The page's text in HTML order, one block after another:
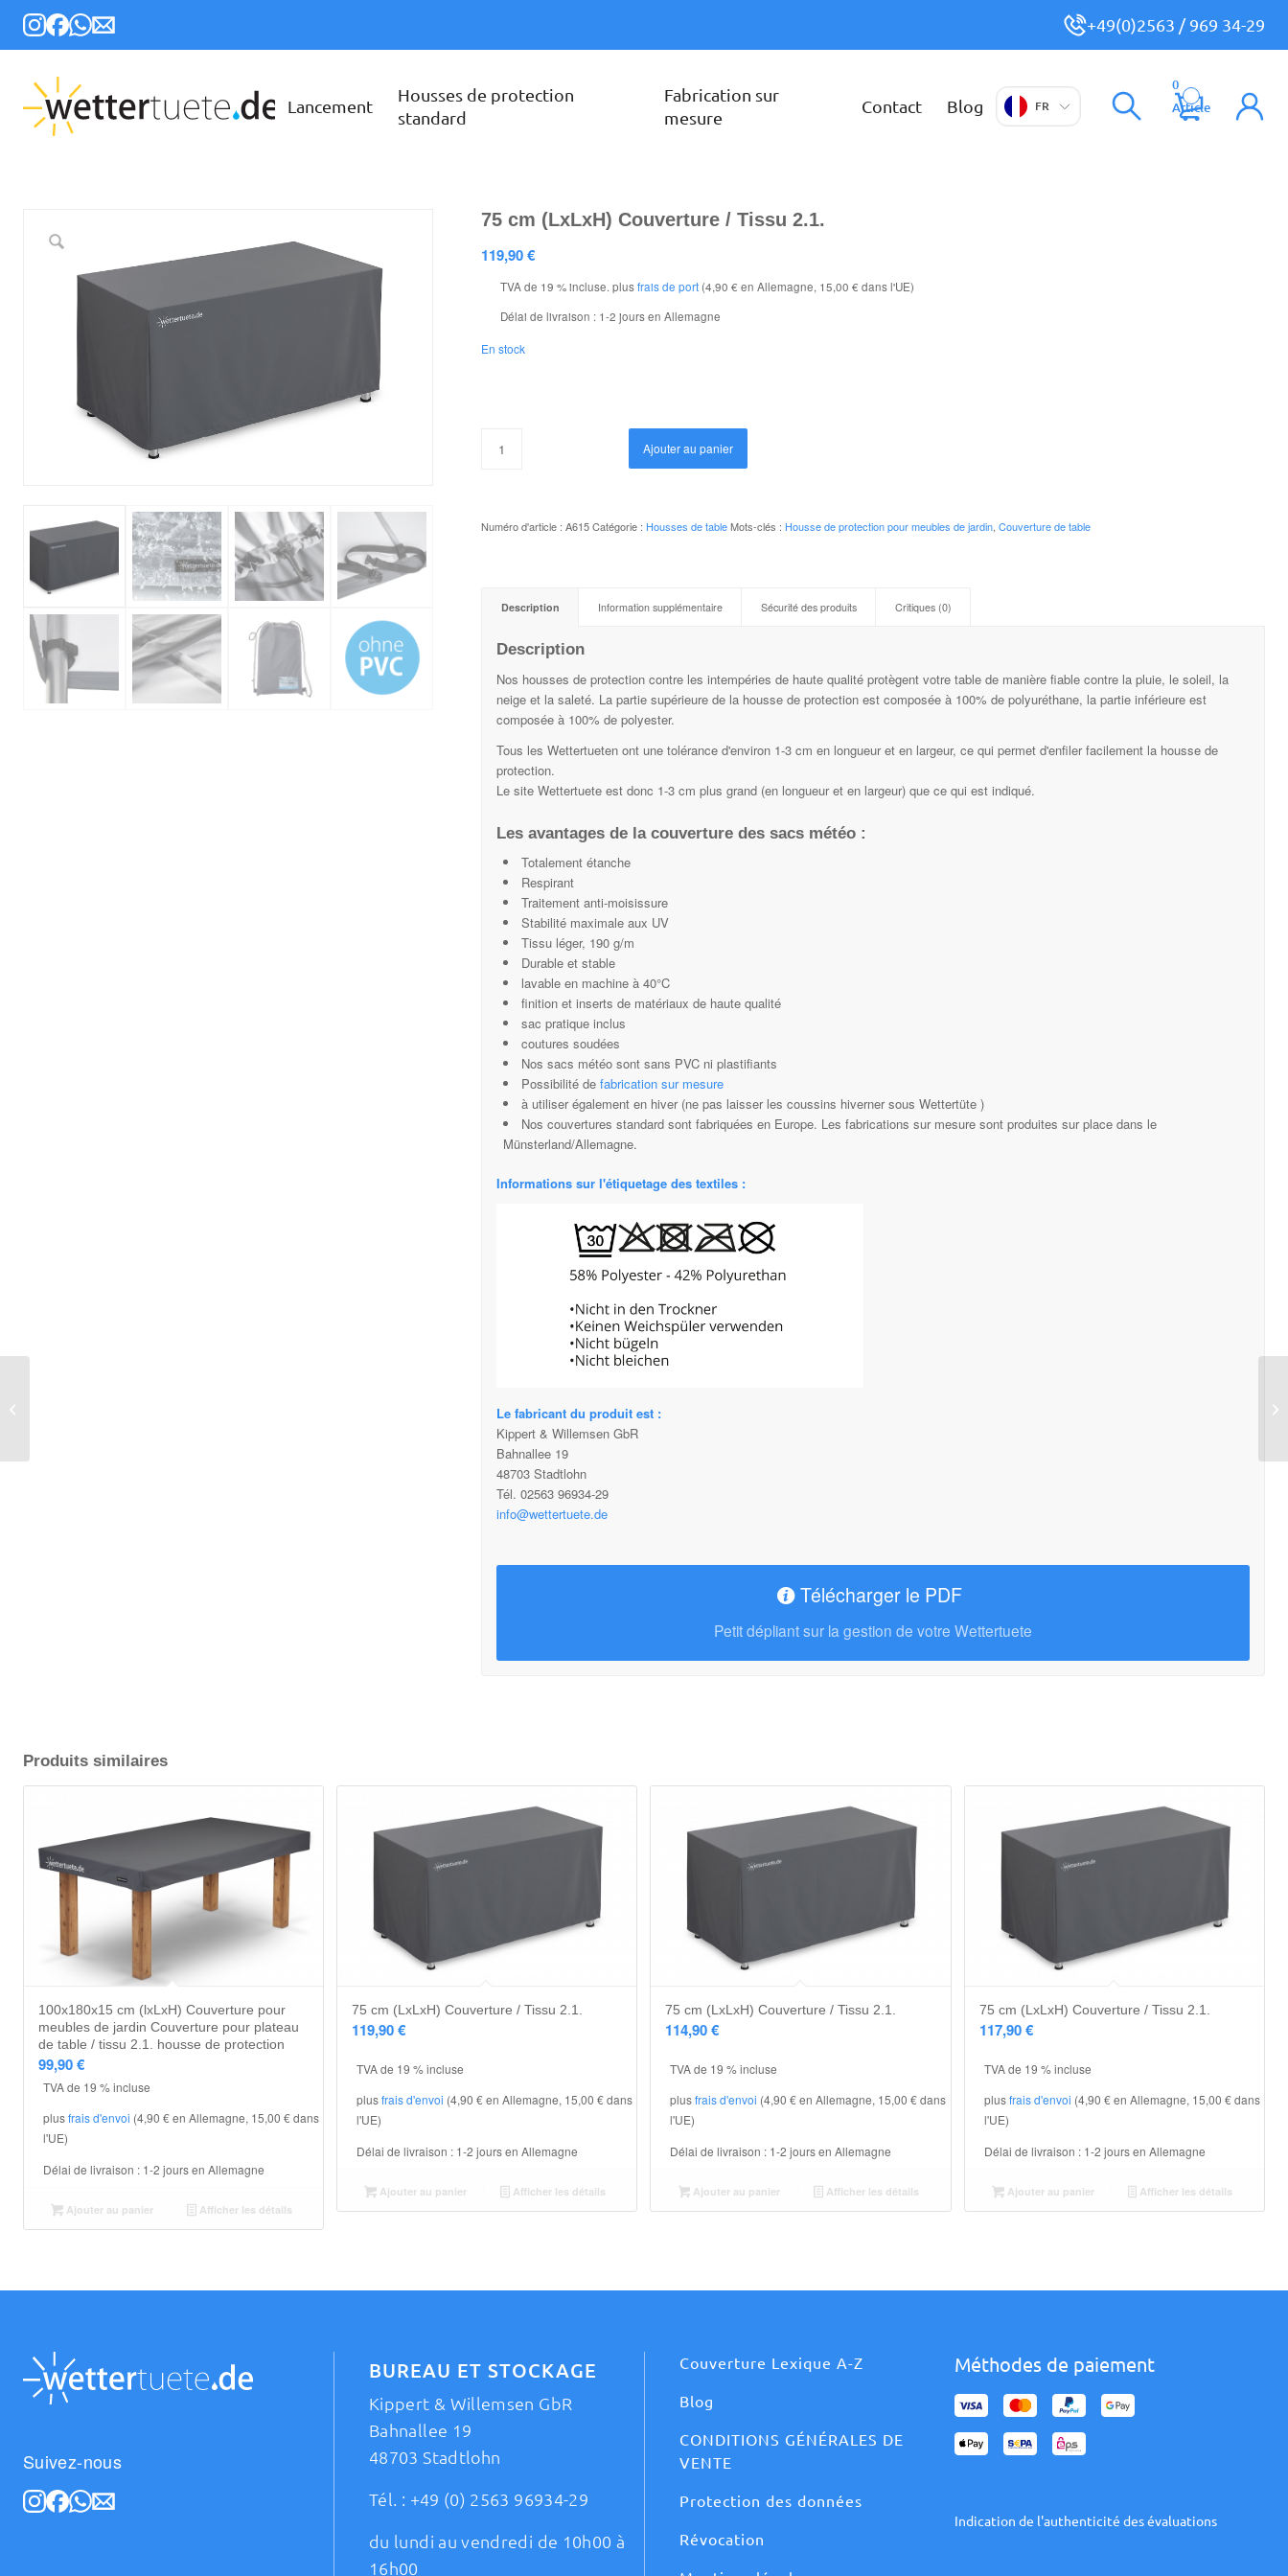
+49(0)2563 / 969 34-29
Lancement
Housses de protection
standard
Fabrication sur
mesure
Contact Blog FR
0
Article
75 cm (LxLxH) Couverture / Tissu 2.1.
119,90€
TVA de 19 % incluse. plusfrais de port(4,90 € en Allemagne, 15,00 € dans l'UE)
Délai de livraison : 1-2 jours en Allemagne
En stock
Ajouter au panier
Numéro d'article : A615 Catégorie : Housses de table Mots-clés : Housse de protection pour meubles de jardin, Couverture de table
Description Information supplémentaire Sécurité des produits Critiques (0)
Description
Nos housses de protection contre les intempéries de haute qualité protègent votre table de manière fiable contre la pluie, le soleil, la
neige et la saleté. La partie supérieure de la housse de protection est composée à 100% de polyuréthane, la partie inférieure est
composée à 100% de polyester.
Tous les Wettertueten ont une tolérance d'environ 1-3 cm en longueur et en largeur, ce qui permet d'enfiler facilement la housse de
protection.
Le site Wettertuete est donc 1-3 cm plus grand (en longueur et en largeur) que ce qui est indiqué.
Les avantages de la couverture des sacs météo :
Totalement étanche
Respirant
Traitement anti-moisissure
Stabilité maximale aux UV
Tissu léger, 190 g/m
Durable et stable
lavable en machine à 40°C
finition et inserts de matériaux de haute qualité
sac pratique inclus
coutures soudées
Nos sacs météo sont sans PVC ni plastifiants
Possibilité de fabrication sur mesure
à utiliser également en hiver (ne pas laisser les coussins hiverner sous Wettertüte )
Nos couvertures standard sont fabriquées en Europe. Les fabrications sur mesure sont produites sur place dans le
Münsterland/Allemagne.
Informations sur l'étiquetage des textiles :
Le fabricant du produit est :
Kippert & Willemsen GbR
Bahnallee 19
48703 Stadtlohn
Tél. 02563 96934-29
info@wettertuete.de
Télécharger le PDF
Petit dépliant sur la gestion de votre Wettertuete
Produits similaires
100x180x15 cm (lxLxH) Couverture pour
meubles de jardin Couverture pour plateau
de table / tissu 2.1. housse de protection
99,90€
TVA de 19 % incluse
plusfrais d'envoi (4,90 € en Allemagne, 15,00 € dans
l'UE)
Délai de livraison : 1-2 jours en Allemagne
Ajouter au panier Afficher les détails
75 cm (LxLxH) Couverture / Tissu 2.1.
119,90€
TVA de 19 % incluse
plusfrais d'envoi (4,90 € en Allemagne, 15,00 € dans
l'UE)
Délai de livraison : 1-2 jours en Allemagne
Ajouter au panier Afficher les détails
75 cm (LxLxH) Couverture / Tissu 2.1.
114,90€
TVA de 19 % incluse
plusfrais d'envoi (4,90 € en Allemagne, 15,00 € dans
l'UE)
Délai de livraison : 1-2 jours en Allemagne
Ajouter au panier Afficher les détails
75 cm (LxLxH) Couverture / Tissu 2.1.
117,90€
TVA de 19 % incluse
plusfrais d'envoi (4,90 € en Allemagne, 15,00 € dans
l'UE)
Délai de livraison : 1-2 jours en Allemagne
Ajouter au panier Afficher les détails
Suivez-nous
BUREAU ET STOCKAGE
Kippert & Willemsen GbR
Bahnallee 19
48703 Stadtlohn
Tél. : +49 (0) 2563 96934-29
du lundi au vendredi de 10h00 à
16h00
Couverture Lexique A-Z
Blog
CONDITIONS GÉNÉRALES DE
VENTE
Protection des données
Révocation
Méthodes de paiement
Indication de l'authenticité des évaluations